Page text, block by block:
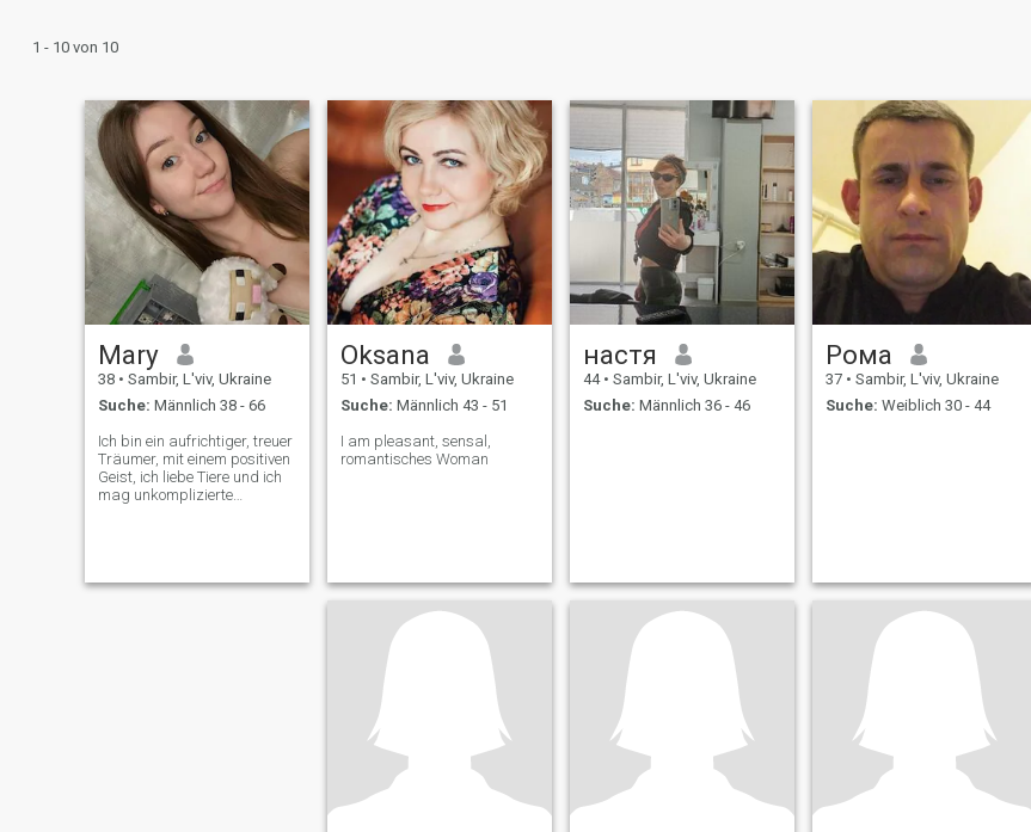
1 - 10 von 10
Mary
38 • Sambir, L'viv, Ukraine
Suche: Männlich 38 - 66
Ich bin ein aufrichtiger, treuer
Träumer, mit einem positiven
Geist, ich liebe Tiere und ich
mag unkomplizierte
Erfahrungen als Lernen
Oksana
51 • Sambir, L'viv, Ukraine
Suche: Männlich 43 - 51
I am pleasant, sensal,
romantisches Woman
настя
44 • Sambir, L'viv, Ukraine
Suche: Männlich 36 - 46
Рома
37 • Sambir, L'viv, Ukraine
Suche: Weiblich 30 - 44